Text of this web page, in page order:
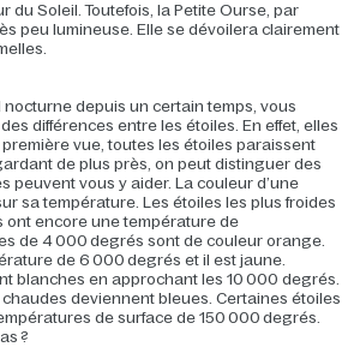
du Soleil. Toutefois, la Petite Ourse, par
peu lumineuse. Elle se dévoilera clairement
depuis un certain temps, vous
différences entre les étoiles. En effet, elles
vue, toutes les étoiles paraissent
de plus près, on peut distinguer des
peuvent vous y aider. La couleur d’une
sa température. Les étoiles les plus froides
ont encore une température de
de 4 000 degrés sont de couleur orange.
de 6 000 degrés et il est jaune.
blanches en approchant les 10 000 degrés.
deviennent bleues. Certaines étoiles
de surface de 150 000 degrés.
?